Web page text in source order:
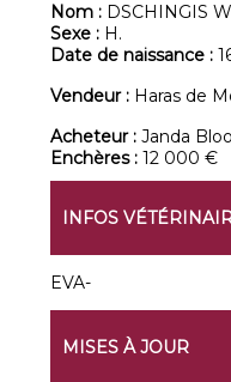
Nom : DSCHINGIS
Sexe : H.
Date de naissance :
Vendeur : Haras de
Acheteur :Janda
Enchères :12 000 €
INFOS
EVA-
MISES À JOUR